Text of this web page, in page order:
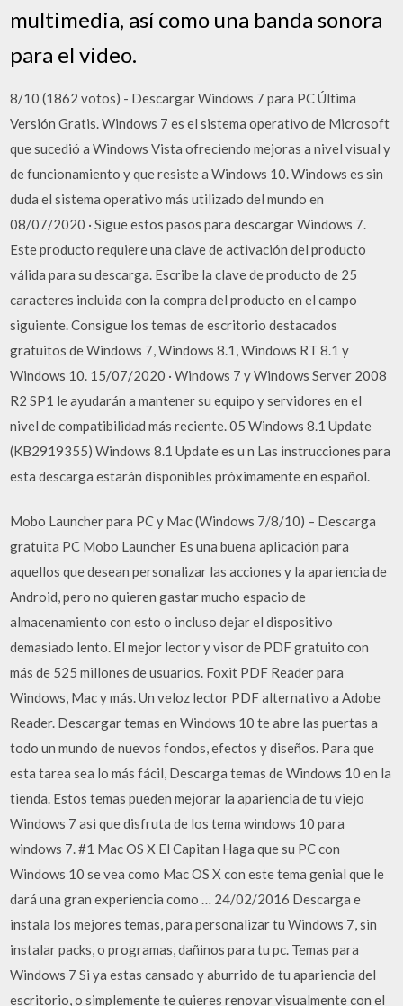
multimedia, así como una banda sonora
para el video.
8/10 (1862 votos) - Descargar Windows 7 para PC Última
Versión Gratis. Windows 7 es el sistema operativo de Microsoft
que sucedió a Windows Vista ofreciendo mejoras a nivel visual y
de funcionamiento y que resiste a Windows 10. Windows es sin
duda el sistema operativo más utilizado del mundo en
08/07/2020 · Sigue estos pasos para descargar Windows 7.
Este producto requiere una clave de activación del producto
válida para su descarga. Escribe la clave de producto de 25
caracteres incluida con la compra del producto en el campo
siguiente. Consigue los temas de escritorio destacados
gratuitos de Windows 7, Windows 8.1, Windows RT 8.1 y
Windows 10. 15/07/2020 · Windows 7 y Windows Server 2008
R2 SP1 le ayudarán a mantener su equipo y servidores en el
nivel de compatibilidad más reciente. 05 Windows 8.1 Update
(KB2919355) Windows 8.1 Update es u n Las instrucciones para
esta descarga estarán disponibles próximamente en español.
Mobo Launcher para PC y Mac (Windows 7/8/10) – Descarga
gratuita PC Mobo Launcher Es una buena aplicación para
aquellos que desean personalizar las acciones y la apariencia de
Android, pero no quieren gastar mucho espacio de
almacenamiento con esto o incluso dejar el dispositivo
demasiado lento. El mejor lector y visor de PDF gratuito con
más de 525 millones de usuarios. Foxit PDF Reader para
Windows, Mac y más. Un veloz lector PDF alternativo a Adobe
Reader. Descargar temas en Windows 10 te abre las puertas a
todo un mundo de nuevos fondos, efectos y diseños. Para que
esta tarea sea lo más fácil, Descarga temas de Windows 10 en la
tienda. Estos temas pueden mejorar la apariencia de tu viejo
Windows 7 asi que disfruta de los tema windows 10 para
windows 7. #1 Mac OS X El Capitan Haga que su PC con
Windows 10 se vea como Mac OS X con este tema genial que le
dará una gran experiencia como … 24/02/2016 Descarga e
instala los mejores temas, para personalizar tu Windows 7, sin
instalar packs, o programas, dañinos para tu pc. Temas para
Windows 7 Si ya estas cansado y aburrido de tu apariencia del
escritorio, o simplemente te quieres renovar visualmente con el